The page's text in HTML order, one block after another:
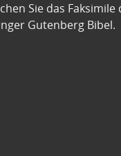
Sie das Faksimile
Gutenberg Bibel.